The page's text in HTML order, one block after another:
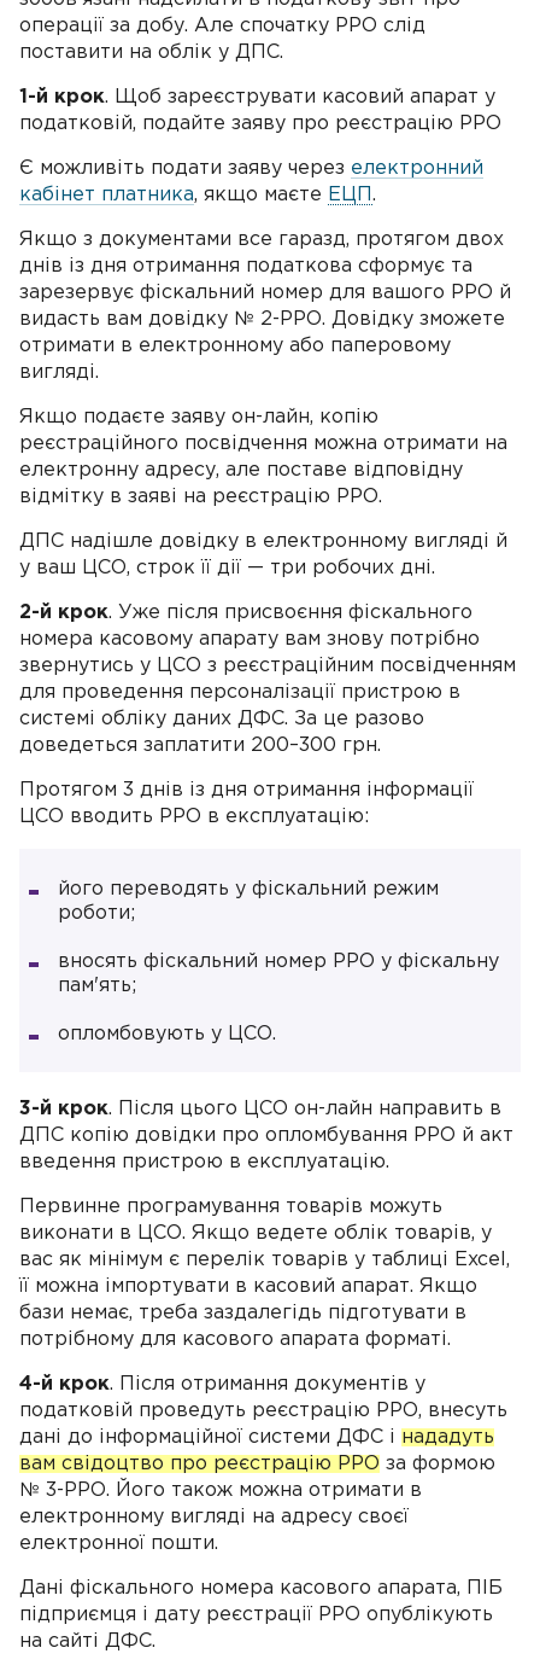
операції за добу. Але спочатку РРО слід
поставити на облік у ДПС.
1-й крок. Щоб зареєструвати касовий апарат у
податковій, подайте заяву про реєстрацію РРО
Є можливіть подати заяву через електронний
кабінет платника, якщо маєте ЕЦП .
Якщо з документами все гаразд, протягом двох
днів із дня отримання податкова сформує та
зарезервує фіскальний номер для вашого РРО й
видасть вам довідку № 2-РРО. Довідку зможете
отримати в електронному або паперовому
вигляді.
Якщо подаєте заяву он-лайн, копію
реєстраційного посвідчення можна отримати на
електронну адресу, але поставе відповідну
відмітку в заяві на реєстрацію РРО.
ДПС надішле довідку в електронному вигляді й
у ваш ЦСО, строк її дії — три робочих дні.
2-й крок. Уже після присвоєння фіскального
номера касовому апарату вам знову потрібно
звернутись у ЦСО з реєстраційним посвідченням
для проведення персоналізації пристрою в
системі обліку даних ДФС. За це разово
доведеться заплатити 200–300 грн.
Протягом 3 днів із дня отримання інформації
ЦСО вводить РРО в експлуатацію:
його переводять у фіскальний режим
роботи;
вносять фіскальний номер РРО у фіскальну
пам'ять;
опломбовують у ЦСО.
3-й крок. Після цього ЦСО он-лайн направить в
ДПС копію довідки про опломбування РРО й акт
введення пристрою в експлуатацію.
Первинне програмування товарів можуть
виконати в ЦСО. Якщо ведете облік товарів, у
вас як мінімум є перелік товарів у таблиці Excel,
її можна імпортувати в касовий апарат. Якщо
бази немає, треба заздалегідь підготувати в
потрібному для касового апарата форматі.
4-й крок. Після отримання документів у
податковій проведуть реєстрацію РРО, внесуть
дані до інформаційної системи ДФС і нададуть
вам свідоцтво про реєстрацію РРО за формою
№ 3-РРО. Його також можна отримати в
електронному вигляді на адресу своєї
електронної пошти.
Дані фіскального номера касового апарата, ПІБ
підприємця і дату реєстрації РРО опублікують
на сайті ДФС.